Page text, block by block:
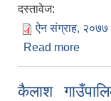
दस्तावेज:
ऐन संग्राह, २०७७
Read more
कैलाश